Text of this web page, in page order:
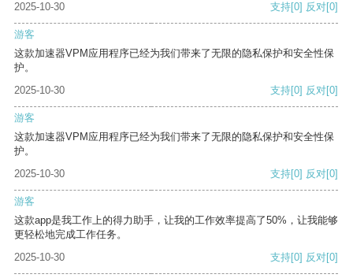
2025-10-30 支持[0] 反对[0]
游客
这款加速器VPM应用程序已经为我们带来了无限的隐私保护和安全性保
护。
2025-10-30
支持[0] 反对[0]
游客
这款加速器VPM应用程序已经为我们带来了无限的隐私保护和安全性保
护。
2025-10-30
支持[0] 反对[0]
游客
这款app是我工作上的得力助手，让我的工作效率提高了50%，让我能够
更轻松地完成工作任务。
2025-10-30
支持[0] 反对[0]